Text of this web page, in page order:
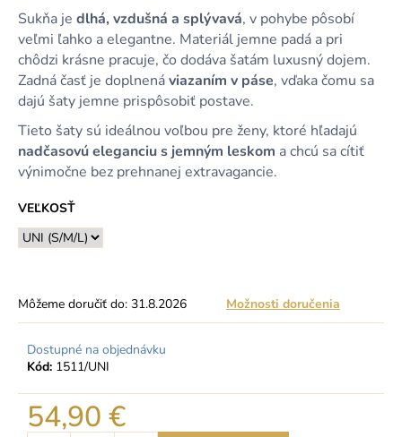
Sukňa je dlhá, vzdušná a splývavá, v pohybe pôsobí
veľmi ľahko a elegantne. Materiál jemne padá a pri
chôdzi krásne pracuje, čo dodáva šatám luxusný dojem.
Zadná časť je doplnenáviazaním v páse, vďaka čomu sa
dajú šaty jemne prispôsobiť postave.
Tieto šaty sú ideálnou voľbou pre ženy, ktoré hľadajú
nadčasovú eleganciu s jemným leskom a chcú sa cítiť
výnimočne bez prehnanej extravagancie.
VEĽKOSŤ
Môžeme doručiť do: 31.8.2026 Možnosti doručenia
Dostupné na objednávku
Kód: 1511/UNI
54,90 €